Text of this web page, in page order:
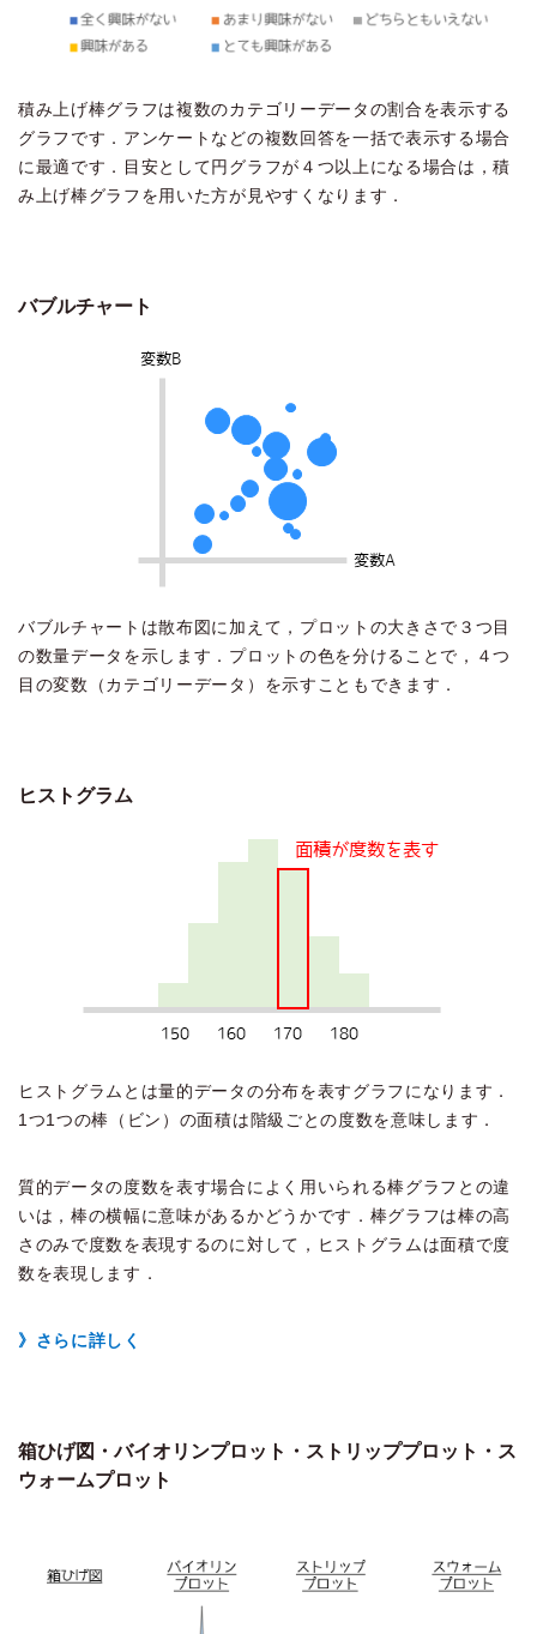
積み上げ棒グラフは複数のカテゴリーデータの割合を表示する
グラフです．アンケートなどの複数回答を一括で表示する場合
に最適です．目安として円グラフが４つ以上になる場合は，積
み上げ棒グラフを用いた方が見やすくなります．
バブルチャート
バブルチャートは散布図に加えて，プロットの大きさで３つ目
の数量データを示します．プロットの色を分けることで，４つ
目の変数（カテゴリーデータ）を示すこともできます．
ヒストグラム
ヒストグラムとは量的データの分布を表すグラフになります．
1つ1つの棒（ビン）の面積は階級ごとの度数を意味します．
質的データの度数を表す場合によく用いられる棒グラフとの違
いは，棒の横幅に意味があるかどうかです．棒グラフは棒の高
さのみで度数を表現するのに対して，ヒストグラムは面積で度
数を表現します．
》さらに詳しく
箱ひげ図・バイオリンプロット・ストリッププロット・ス
ウォームプロット